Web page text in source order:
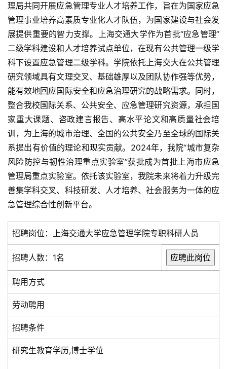
理局共同开展应急管理专业人才培养工作，旨在为国家应急
管理事业培养高素质专业化人才队伍，为国家建设与社会发
展提供重要的智力支撑。上海交通大学作为首批“应急管理”
二级学科建设和人才培养试点单位，在现有公共管理一级学
科下设置应急管理二级学科。学院依托上海交大在公共管理
研究领域具有文理交叉、基础雄厚以及团队协作强等优势，
能有效地回应国际安全和应急治理研究的战略需求。同时，
整合我校国际关系、公共安全、应急管理研究资源，承担国
家重大课题、咨政建言报告、高水平论文和高质量社会培
训，为上海的城市治理、全国的公共安全乃至全球的国际关
系提出有价值的理论和现实贡献。2024年，我院“城市复杂
风险防控与韧性治理重点实验室”获批成为首批上海市应急
管理局重点实验室。依托该实验室，我院未来将着力升级完
善集学科交叉、科技研发、人才培养、社会服务为一体的应
急管理综合性创新平台。
招聘岗位：上海交通大学应急管理学院专职科研人员
招聘人数：1名
聘用方式
劳动聘用
招聘条件
研究生教育学历,博士学位